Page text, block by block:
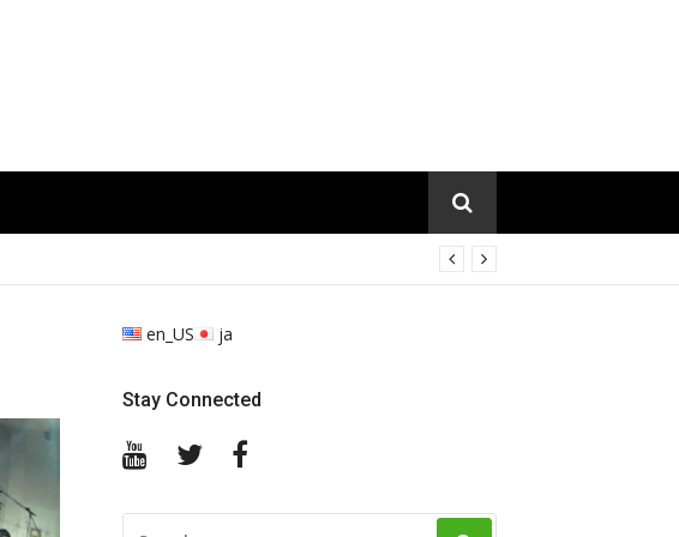
en_US ja
Stay Connected
YouTubeTwitter